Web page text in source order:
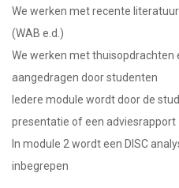
We werken met recente
(WAB e.d.)
We werken met thuisopdrachten
aangedragen door studenten
Iedere module wordt door de
presentatie of een adviesrapport
In module 2 wordt een DISC
inbegrepen